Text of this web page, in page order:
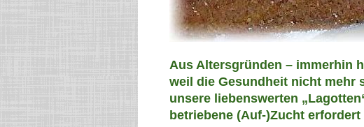
Aus Altersgründen – immerhin
weil die Gesundheit nicht mehr
unsere liebenswerten
betriebene (Auf-)Zucht